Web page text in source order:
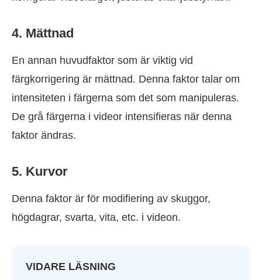
4. Mättnad
En annan huvudfaktor som är viktig vid
färgkorrigering är mättnad. Denna faktor talar om
intensiteten i färgerna som det som manipuleras.
De grå färgerna i videor intensifieras när denna
faktor ändras.
5. Kurvor
Denna faktor är för modifiering av skuggor,
högdagrar, svarta, vita, etc. i videon.
VIDARE LÄSNING